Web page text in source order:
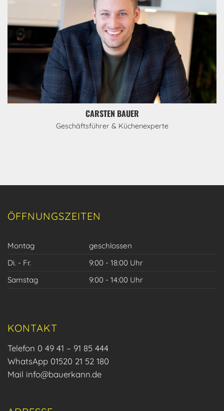
CARSTEN BAUER
Geschäftsführer & Küchenexperte
ÖFFNUNGSZEITEN
Montag
geschlossen
Di. - Fr.
9:00 - 18:00 Uhr
Samstag
9:00 - 14:00 Uhr
KONTAKT
Telefon 0 49 41 – 91 85 444
WhatsApp 01520 21 52 180
Mail info@bauerkann.de